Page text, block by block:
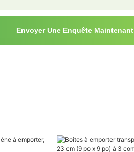
Envoyer Une Enquête Maintenant